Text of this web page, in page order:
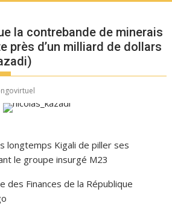
la contrebande de minerais
près d’un milliard de dollars
longtemps Kigali de piller ses
le groupe insurgé M23
des Finances de la République